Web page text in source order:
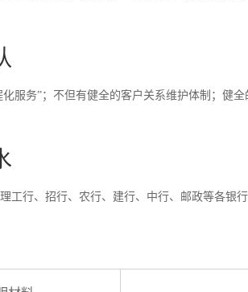
服务”；不但有健全的客户关系维护体制；健
行、招行、农行、建行、中行、邮政等各银